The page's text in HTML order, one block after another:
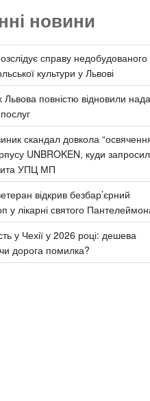
новини
справу недобудованого
культури у Львові
повністю відновили
скандал довкола
UNBROKEN, куди
УПЦ МП
відкрив безбар’єрний
у лікарні святого
у Чехії у 2026 році: дешева
дорога помилка?